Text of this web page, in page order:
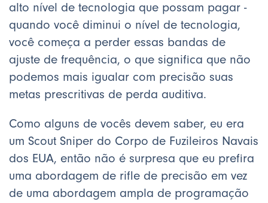
alto nível de tecnologia que possam pagar -
quando você diminui o nível de tecnologia,
você começa a perder essas bandas de
ajuste de frequência, o que significa que não
podemos mais igualar com precisão suas
metas prescritivas de perda auditiva.
Como alguns de vocês devem saber, eu era
um Scout Sniper do Corpo de Fuzileiros Navais
dos EUA, então não é surpresa que eu prefira
uma abordagem de rifle de precisão em vez
de uma abordagem ampla de programação